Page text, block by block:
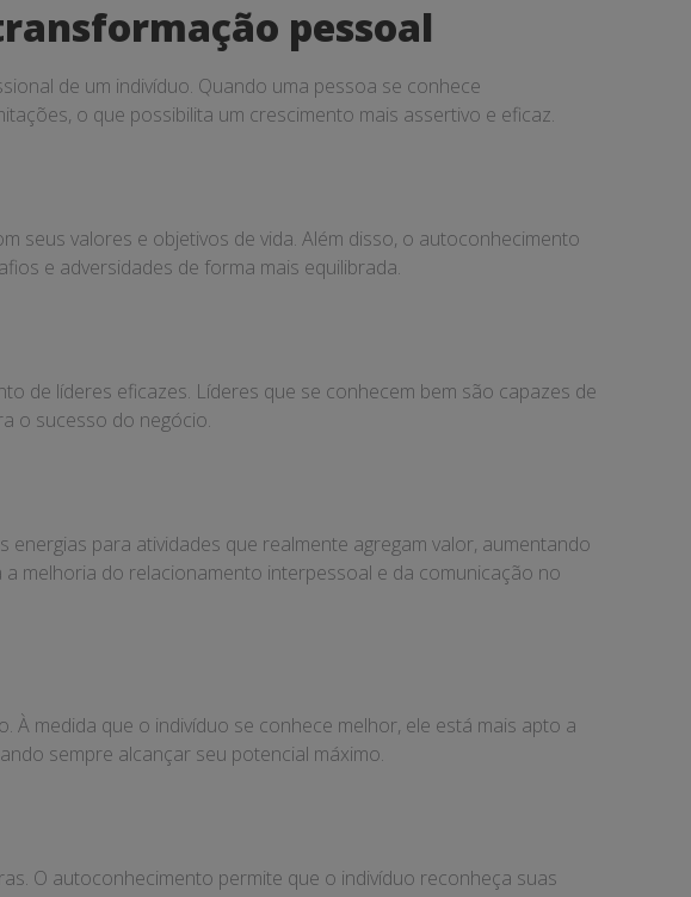
pessoal
de um indivíduo. Quando uma pessoa se conhece
o que possibilita um crescimento mais assertivo e eficaz.
seus valores e objetivos de vida. Além disso, o autoconhecimento
e adversidades de forma mais equilibrada.
de líderes eficazes. Líderes que se conhecem bem são capazes de
o sucesso do negócio.
para atividades que realmente agregam valor, aumentando
melhoria do relacionamento interpessoal e da comunicação no
medida que o indivíduo se conhece melhor, ele está mais apto a
sempre alcançar seu potencial máximo.
O autoconhecimento permite que o indivíduo reconheça suas